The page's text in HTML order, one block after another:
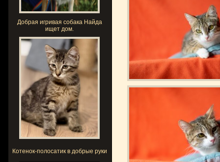
Добрая игривая собака Найда
ищет дом.
Котенок-полосатик в добрые руки